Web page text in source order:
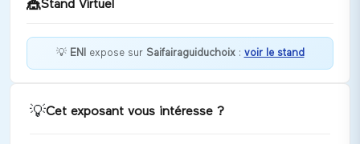
🎪Stand Virtuel
Discuter
💡 ENI expose sur Saifairaguiduchoix: voir le stand
💡Cet exposant vous intéresse ?